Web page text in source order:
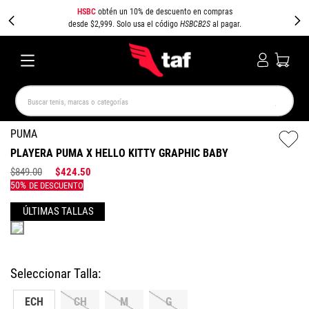
HSBCobtén un 10% de descuento en compras
desde $2,999. Solo usa el código HSBCB2Sal pagar.
Buscar tenis, marcas o categorías
PUMA
PLAYERA PUMA X HELLO KITTY GRAPHIC BABY
$849.00 $424.50
Colores
ECH CH M G
TÉRMINOS MÁS BUSCADOS
NEW BALANCE SAMBA AIR FORCE 1 JORDAN
SPEEDCAT JORDAN 1